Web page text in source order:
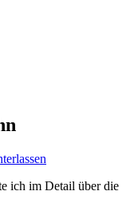
ich im Detail über die